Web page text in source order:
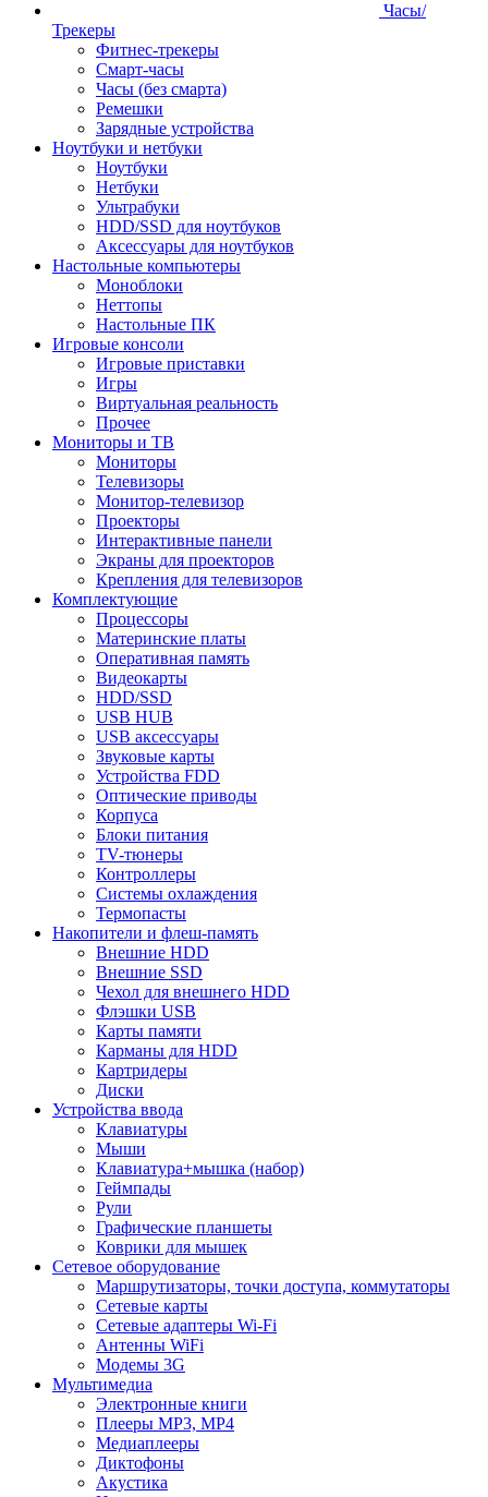
Часы/
Трекеры
Фитнес-трекеры
Смарт-часы
Часы (без смарта)
Ремешки
Зарядные устройства
Ноутбуки и нетбуки
Ноутбуки
Нетбуки
Ультрабуки
HDD/SSD для ноутбуков
Аксессуары для ноутбуков
Настольные компьютеры
Моноблоки
Неттопы
Настольные ПК
Игровые консоли
Игровые приставки
Игры
Виртуальная реальность
Прочее
Мониторы и ТВ
Мониторы
Телевизоры
Монитор-телевизор
Проекторы
Интерактивные панели
Экраны для проекторов
Крепления для телевизоров
Комплектующие
Процессоры
Материнские платы
Оперативная память
Видеокарты
HDD/SSD
USB HUB
USB аксессуары
Звуковые карты
Устройства FDD
Оптические приводы
Корпуса
Блоки питания
TV-тюнеры
Контроллеры
Системы охлаждения
Термопасты
Накопители и флеш-память
Внешние HDD
Внешние SSD
Чехол для внешнего HDD
Флэшки USB
Карты памяти
Карманы для HDD
Картридеры
Диски
Устройства ввода
Клавиатуры
Мыши
Клавиатура+мышка (набор)
Геймпады
Рули
Графические планшеты
Коврики для мышек
Сетевое оборудование
Маршрутизаторы, точки доступа, коммутаторы
Сетевые карты
Сетевые адаптеры Wi-Fi
Антенны WiFi
Модемы 3G
Мультимедиа
Электронные книги
Плееры MP3, MP4
Медиаплееры
Диктофоны
Акустика